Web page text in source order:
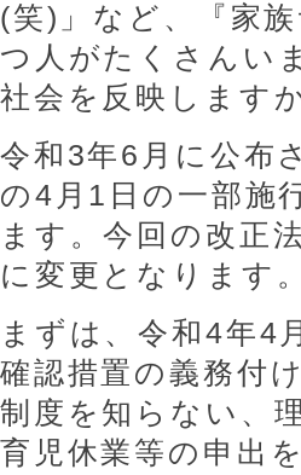
(笑)」など、『家
つ人がたくさんい
社会を反映します
令和3年6月に公布
の4月1日の一部施
ます。今回の改正
に変更となります。
まずは、令和4年4
確認措置の義務付
制度を知らない、
育児休業等の申出